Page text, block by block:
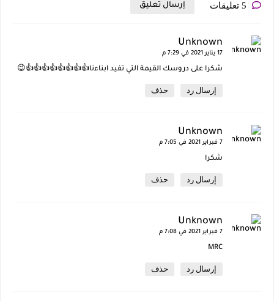
إرسال تعليق
Unknown
17 يناير 2021 في 7:29 م
شكرا على دروسك القيمة التي تفيد ابناءنا👍👍👍👍👍👍👍👍😉
إرسال رد حذف
Unknown
7 فبراير 2021 في 7:05 م
شكرا
إرسال رد حذف
Unknown
7 فبراير 2021 في 7:08 م
MRC
إرسال رد حذف